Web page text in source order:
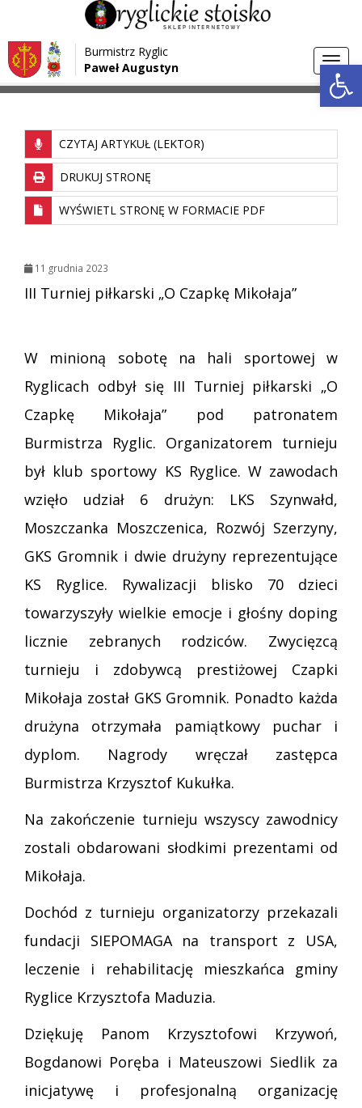
Przejdź do menu
Przejdź do głównej treści strony
Przejdź do stopki strony
Burmistrz Ryglic
Paweł Augustyn
Strona główna > Aktualności
CZYTAJ ARTYKUŁ (LEKTOR)
DRUKUJ STRONĘ
WYŚWIETL STRONĘ W FORMACIE PDF
11 grudnia 2023
III Turniej piłkarski „O Czapkę Mikołaja”
W minioną sobotę na hali sportowej w
Ryglicach odbył się III Turniej piłkarski „O
Czapkę Mikołaja” pod patronatem
Burmistrza Ryglic. Organizatorem turnieju
był klub sportowy KS Ryglice. W zawodach
wzięło udział 6 drużyn: LKS Szynwałd,
Moszczanka Moszczenica, Rozwój Szerzyny,
GKS Gromnik i dwie drużyny reprezentujące
KS Ryglice. Rywalizacji blisko 70 dzieci
towarzyszyły wielkie emocje i głośny doping
licznie zebranych rodziców. Zwycięzcą
turnieju i zdobywcą prestiżowej Czapki
Mikołaja został GKS Gromnik. Ponadto każda
drużyna otrzymała pamiątkowy puchar i
dyplom. Nagrody wręczał zastępca
Burmistrza Krzysztof Kukułka.
Na zakończenie turnieju wszyscy zawodnicy
zostali obdarowani słodkimi prezentami od
Mikołaja.
Dochód z turnieju organizatorzy przekazali
fundacji SIEPOMAGA na transport z USA,
leczenie i rehabilitację mieszkańca gminy
Ryglice Krzysztofa Maduzia.
Dziękuję Panom Krzysztofowi Krzywoń,
Bogdanowi Poręba i Mateuszowi Siedlik za
inicjatywę i profesjonalną organizację